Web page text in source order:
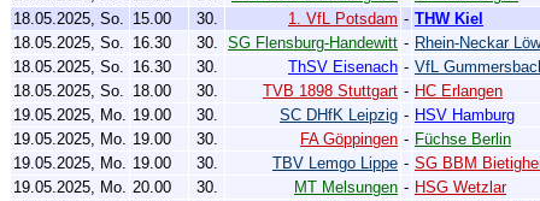
18.05.2025, So. 15.00 30. 1. VfL Potsdam - THW Kiel
18.05.2025, So. 16.30 30. SG Flensburg-Handewitt - Rhein-Neckar
18.05.2025, So. 16.30 30. ThSV Eisenach - VfL
18.05.2025, So. 18.00 30. TVB 1898 Stuttgart - HC Erlangen
19.05.2025, Mo. 19.00 30. SC DHfK Leipzig - HSV Hamburg
19.05.2025, Mo. 19.00 30. FA Göppingen - Füchse Berlin
19.05.2025, Mo. 19.00 30. TBV Lemgo Lippe - SG BBM
19.05.2025, Mo. 20.00 30. MT Melsungen - HSG Wetzlar